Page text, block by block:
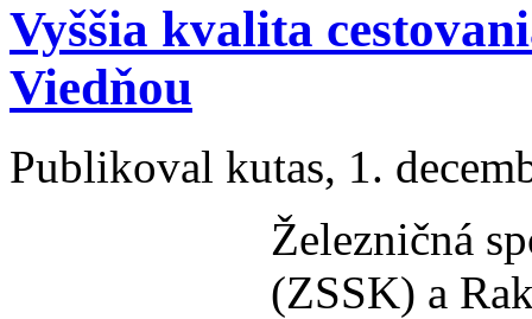
Vyššia kvalita
Viedňou
Publikoval kutas, 1.
Železničná
(ZSSK) a